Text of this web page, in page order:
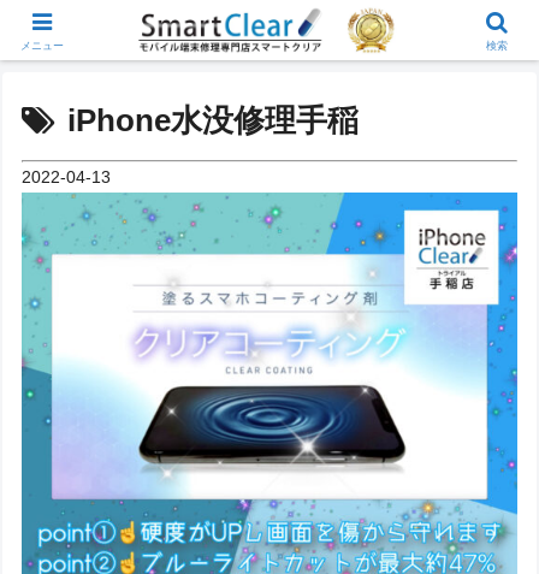
iPhone水没修理手稲
2022-04-13
メニュー 検索